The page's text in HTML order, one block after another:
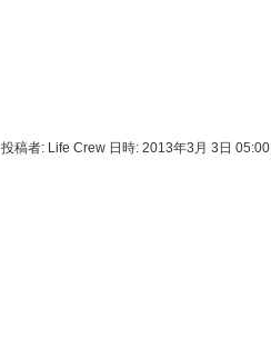
投稿者: Life Crew 日時: 2013年3月 3日 05:00